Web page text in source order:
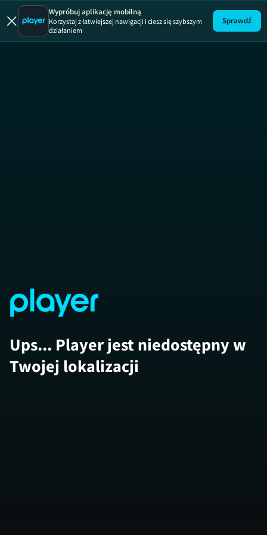
Kartoteka
Wypróbuj aplikację mobilną
Korzystaj z łatwiejszej nawigacji i ciesz się szybszym
działaniem
Sprawdź
Ups... Player jest niedostępny w
Twojej lokalizacji